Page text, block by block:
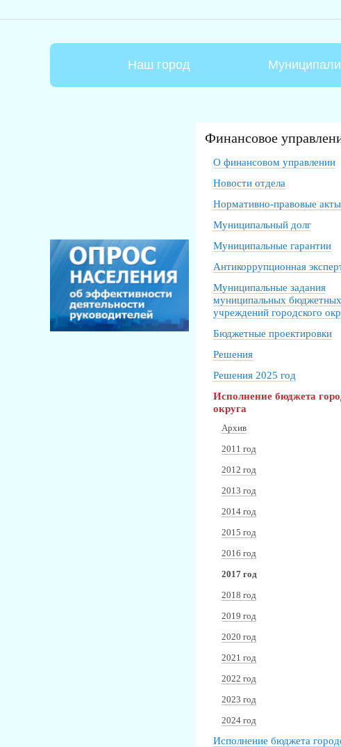
Наш город
Финансовое
О финансовом управлении
Новости отдела
Нормативно-правовые акты
Муниципальный долг
Муниципальные гарантии
Антикоррупционная
Муниципальные задания
муниципальных бюджетных
учреждений городского
Бюджетные проектировки
Решения
Решения 2025 год
Исполнение бюджета
округа
Архив
2011 год
2012 год
2013 год
2014 год
2015 год
2016 год
2017 год
2018 год
2019 год
2020 год
2021 год
2022 год
2023 год
2024 год
Исполнение бюджета